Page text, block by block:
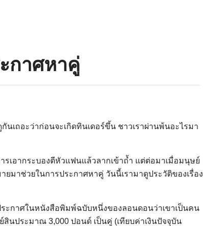
กาศหาคู่
เถอะว่าก่อนจะเกิดทินเดอร์ขึ้น ชาวเราผ่านพ้นอะไรมา
เอากระบองตีหัวแฟนแล้วลากเข้าถ้ำ แต่ต่อมาเมื่อมนุษย์
าช่วยในการประกาศหาคู่ วันนี้เรามาดูประวัติของเรื่อง
ะกาศในหนังสือพิมพ์ฉบับหนึ่งของลอนดอนว่าเขาเป็นคน
ประมาณ 3,000 ปอนด์ เป็นคู่ (เทียบค่าเงินปัจจุบัน